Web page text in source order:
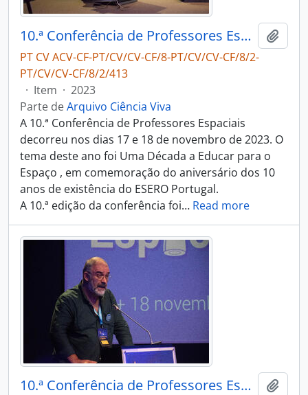
10.ª Conferência de Professores Espaciais
PT CV ACV-CF-PT/CV/CV-CF/8-PT/CV/CV-CF/8/2-
PT/CV/CV-CF/8/2/413
· Item · 2023
Parte deArquivo Ciência Viva
A 10.ª Conferência de Professores Espaciais
decorreu nos dias 17 e 18 de novembro de 2023. O
tema deste ano foi Uma Década a Educar para o
Espaço , em comemoração do aniversário dos 10
anos de existência do ESERO Portugal.
A 10.ª edição da conferência foi… Read more
10.ª Conferência de Professores Espaciais